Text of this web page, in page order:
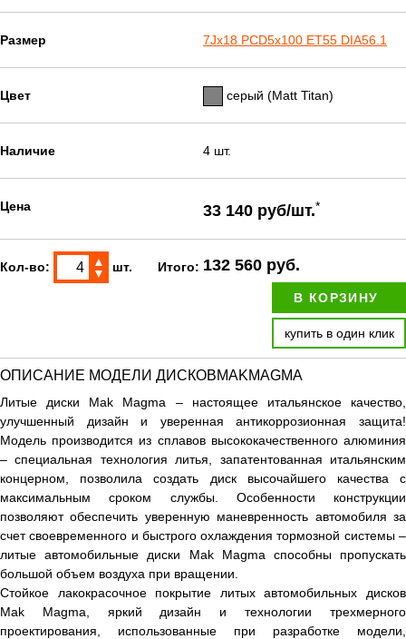
Размер 7Jx18 PCD5x100 ET55 DIA56.1
Цвет серый (Matt Titan)
Наличие 4 шт.
Цена 33 140 руб/шт.*
Кол-во:
▲
▼
шт. Итого: 132 560 руб.
В КОРЗИНУ
купить в один клик
ОПИСАНИЕ МОДЕЛИ ДИСКОВMAKMAGMA
Литые диски Mak Magma – настоящее итальянское качество,
улучшенный дизайн и уверенная антикоррозионная защита!
Модель производится из сплавов высококачественного алюминия
– специальная технология литья, запатентованная итальянским
концерном, позволила создать диск высочайшего качества с
максимальным сроком службы. Особенности конструкции
позволяют обеспечить уверенную маневренность автомобиля за
счет своевременного и быстрого охлаждения тормозной системы –
литые автомобильные диски Mak Magma способны пропускать
большой объем воздуха при вращении.
Стойкое лакокрасочное покрытие литых автомобильных дисков
Mak Magma, яркий дизайн и технологии трехмерного
проектирования, использованные при разработке модели,